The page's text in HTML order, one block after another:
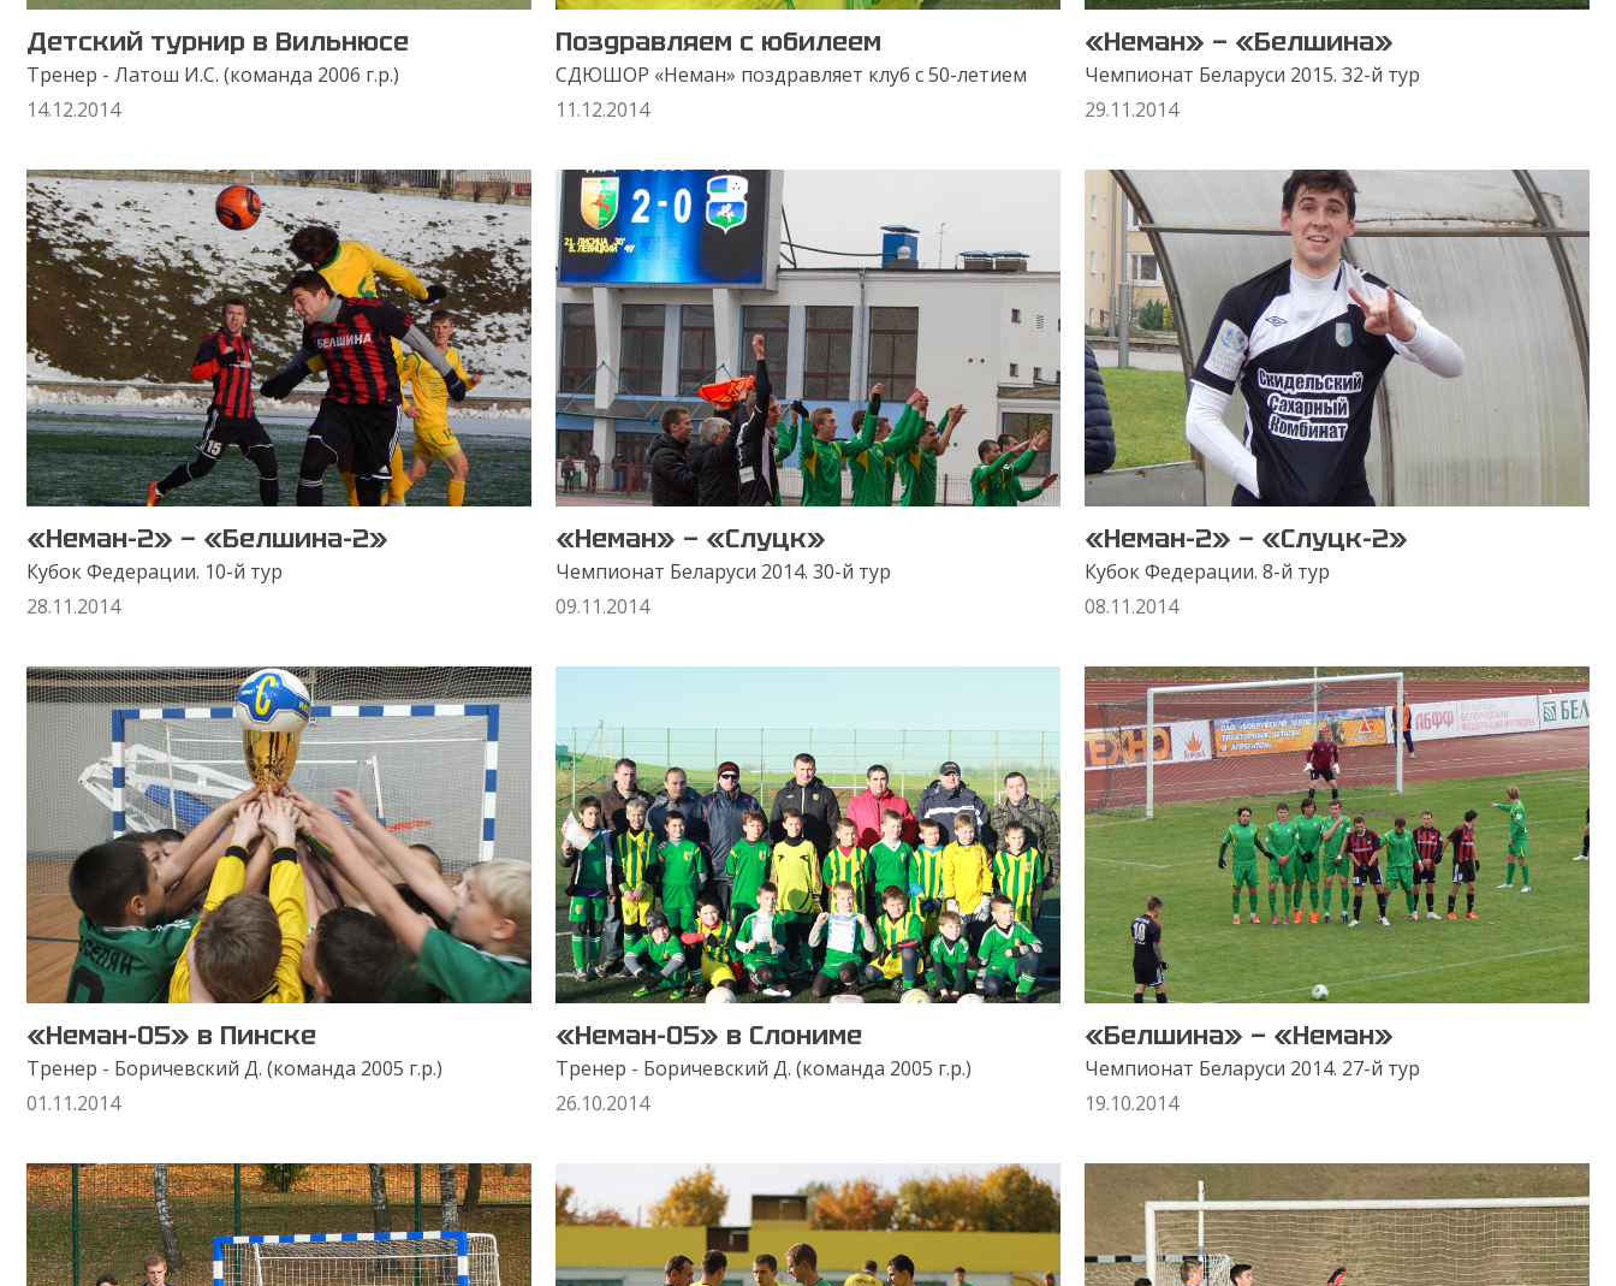
Детский турнир в Вильнюсе
Тренер - Латош И.С. (команда 2006 г.р.)
14.12.2014
Поздравляем с юбилеем
СДЮШОР «Неман» поздравляет клуб с 50-летием
11.12.2014
«Неман» — «Белшина»
Чемпионат Беларуси 2015. 32-й тур
29.11.2014
«Неман-2» — «Белшина-2»
Кубок Федерации. 10-й тур
28.11.2014
«Неман» — «Слуцк»
Чемпионат Беларуси 2014. 30-й тур
09.11.2014
«Неман-2» — «Слуцк-2»
Кубок Федерации. 8-й тур
08.11.2014
«Неман-05» в Пинске
Тренер - Боричевский Д. (команда 2005 г.р.)
01.11.2014
«Неман-05» в Слониме
Тренер - Боричевский Д. (команда 2005 г.р.)
26.10.2014
«Белшина» — «Неман»
Чемпионат Беларуси 2014. 27-й тур
19.10.2014